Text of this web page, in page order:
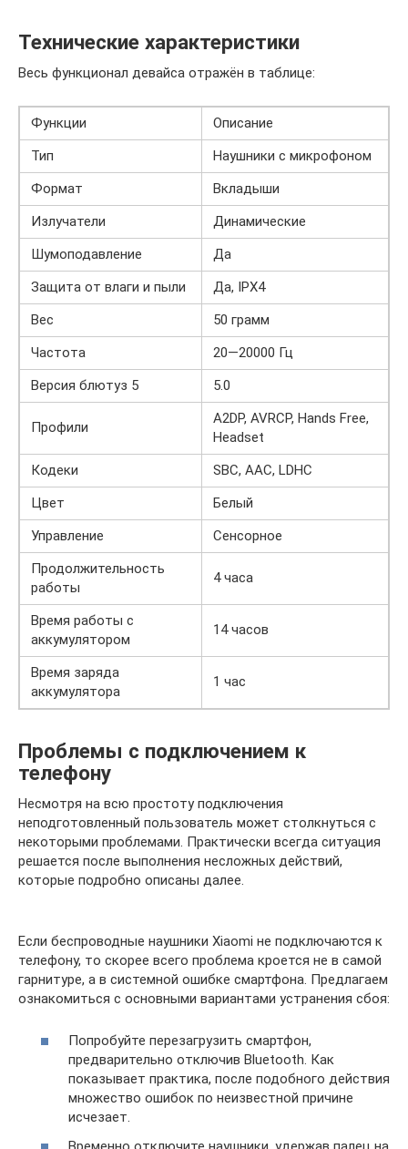
Технические характеристики
Весь функционал девайса отражён в таблице:
Функции
Описание
Тип
Наушники с микрофоном
Формат
Вкладыши
Излучатели
Динамические
Шумоподавление
Да
Защита от влаги и пыли
Да, IPX4
Вес
50 грамм
Частота
20—20000 Гц
Версия блютуз 5
5.0
Профили
A2DP, AVRCP, Hands Free,
Headset
Кодеки
SBC, AAC, LDHC
Цвет
Белый
Управление
Сенсорное
Продолжительность
работы
4 часа
Время работы с
аккумулятором
14 часов
Время заряда
аккумулятора
1 час
Проблемы с подключением к
телефону
Несмотря на всю простоту подключения
неподготовленный пользователь может столкнуться с
некоторыми проблемами. Практически всегда ситуация
решается после выполнения несложных действий,
которые подробно описаны далее.
Если беспроводные наушники Xiaomi не подключаются к
телефону, то скорее всего проблема кроется не в самой
гарнитуре, а в системной ошибке смартфона. Предлагаем
ознакомиться с основными вариантами устранения сбоя:
Попробуйте перезагрузить смартфон,
предварительно отключив Bluetooth. Как
показывает практика, после подобного действия
множество ошибок по неизвестной причине
исчезает.